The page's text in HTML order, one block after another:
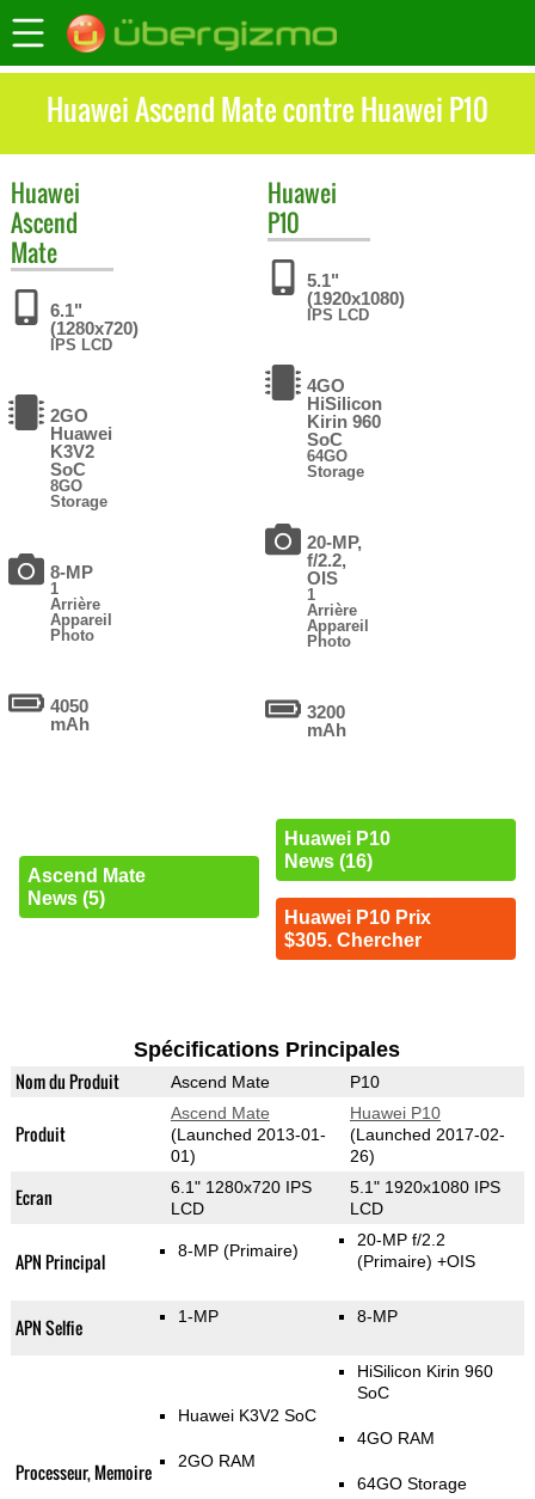
Huawei Ascend Mate contre Huawei P10
Huawei
Ascend
Mate
6.1"
(1280x720)
IPS LCD
2GO
Huawei
K3V2
SoC
8GO
Storage
8-MP
1
Arrière
Appareil
Photo
4050
mAh
Ascend Mate
News (5)
Huawei
P10
5.1"
(1920x1080)
IPS LCD
4GO
HiSilicon
Kirin 960
SoC
64GO
Storage
20-MP,
f/2.2,
OIS
1
Arrière
Appareil
Photo
3200
mAh
Huawei P10
News (16)
Huawei P10 Prix
$305. Chercher
Spécifications Principales
Nom du Produit Ascend Mate P10
Produit
Ascend Mate
(Launched 2013-01-
01)
Huawei P10
(Launched 2017-02-
26)
Ecran
6.1" 1280x720 IPS
LCD
5.1" 1920x1080 IPS
LCD
APN Principal 8-MP (Primaire)
20-MP f/2.2
(Primaire) +OIS
APN Selfie 1-MP 8-MP
Processeur, Memoire
Huawei K3V2 SoC
2GO RAM
HiSilicon Kirin 960
SoC
4GO RAM
64GO Storage